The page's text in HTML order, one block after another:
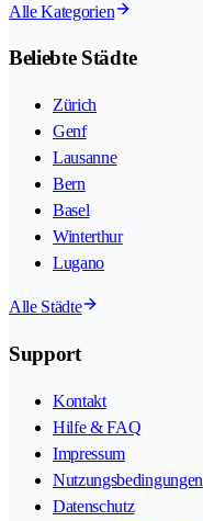
Alle Kategorien
Beliebte Städte
Zürich
Genf
Lausanne
Bern
Basel
Winterthur
Lugano
Alle Städte
Support
Kontakt
Hilfe & FAQ
Impressum
Nutzungsbedingungen
Datenschutz